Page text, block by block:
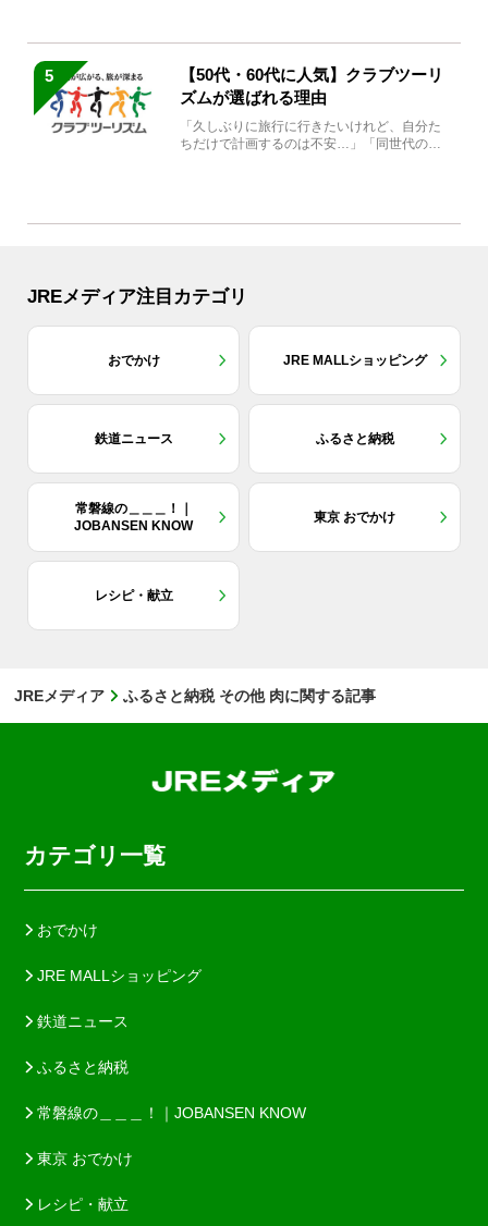
5
【50代・60代に人気】クラブツーリ
ズムが選ばれる理由
「久しぶりに旅行に行きたいけれど、自分た
ちだけで計画するのは不安…」「同世代の方
JREメディア注目カテゴリ
おでかけ JRE MALLショッピング
鉄道ニュース ふるさと納税
常磐線の＿＿＿！｜
JOBANSEN KNOW
東京 おでかけ
レシピ・献立
JREメディア ふるさと納税 その他 肉に関する記事
カテゴリ一覧
おでかけ
JRE MALLショッピング
鉄道ニュース
ふるさと納税
常磐線の＿＿＿！｜JOBANSEN KNOW
東京 おでかけ
レシピ・献立